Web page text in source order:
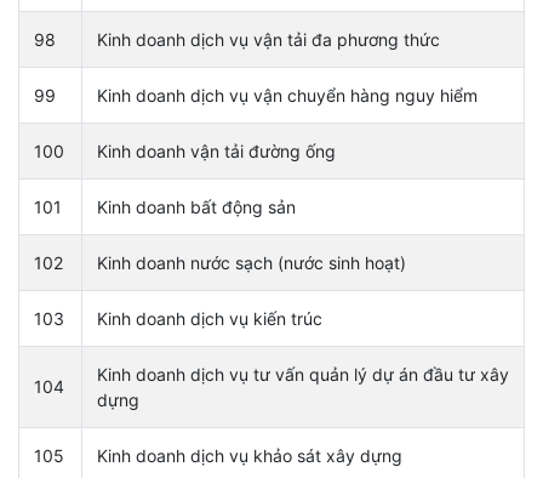
98 Kinh doanh dịch vụ vận tải đa phương thức
99 Kinh doanh dịch vụ vận chuyển hàng nguy hiểm
100 Kinh doanh vận tải đường ống
101 Kinh doanh bất động sản
102 Kinh doanh nước sạch (nước sinh hoạt)
103 Kinh doanh dịch vụ kiến trúc
104
Kinh doanh dịch vụ tư vấn quản lý dự án đầu tư xây
dựng
105 Kinh doanh dịch vụ khảo sát xây dựng